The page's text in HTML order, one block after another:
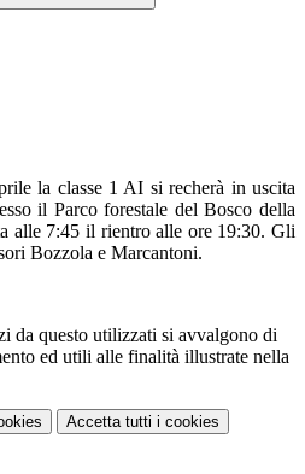
la classe 1 AI si recherà in uscita
il Parco forestale del Bosco della
alle 7:45 il rientro alle ore 19:30. Gli
Bozzola e Marcantoni.
da questo utilizzati si avvalgono di
ed utili alle finalità illustrate nella
Accetta tutti i cookies